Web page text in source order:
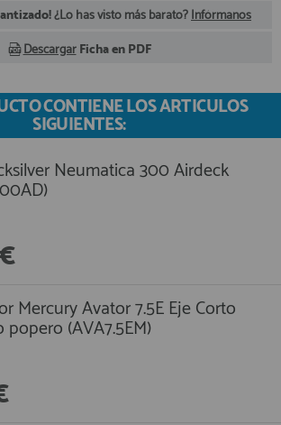
¿Lo has visto más barato?Infórmanos
Descargar Ficha en PDF
CONTIENE LOS ARTICULOS
SIGUIENTES:
Neumatica 300 Airdeck
Mercury Avator 7.5E Eje Corto
(AVA7.5EM)